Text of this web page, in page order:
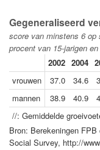
Gegeneraliseerd
score van minstens 6 op
procent van 15-jarigen
2002 2004
vrouwen
37.0 34.6
mannen
38.9 40.9
//: Gemiddelde
Bron: Berekeningen
Social Survey, http://